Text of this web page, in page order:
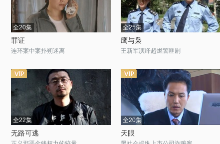
全20集
罪证
连环案中案扑朔迷离
全25集
鹰与枭
王新军演绎超燃警匪剧
全22集
无路可逃
全20集
天眼